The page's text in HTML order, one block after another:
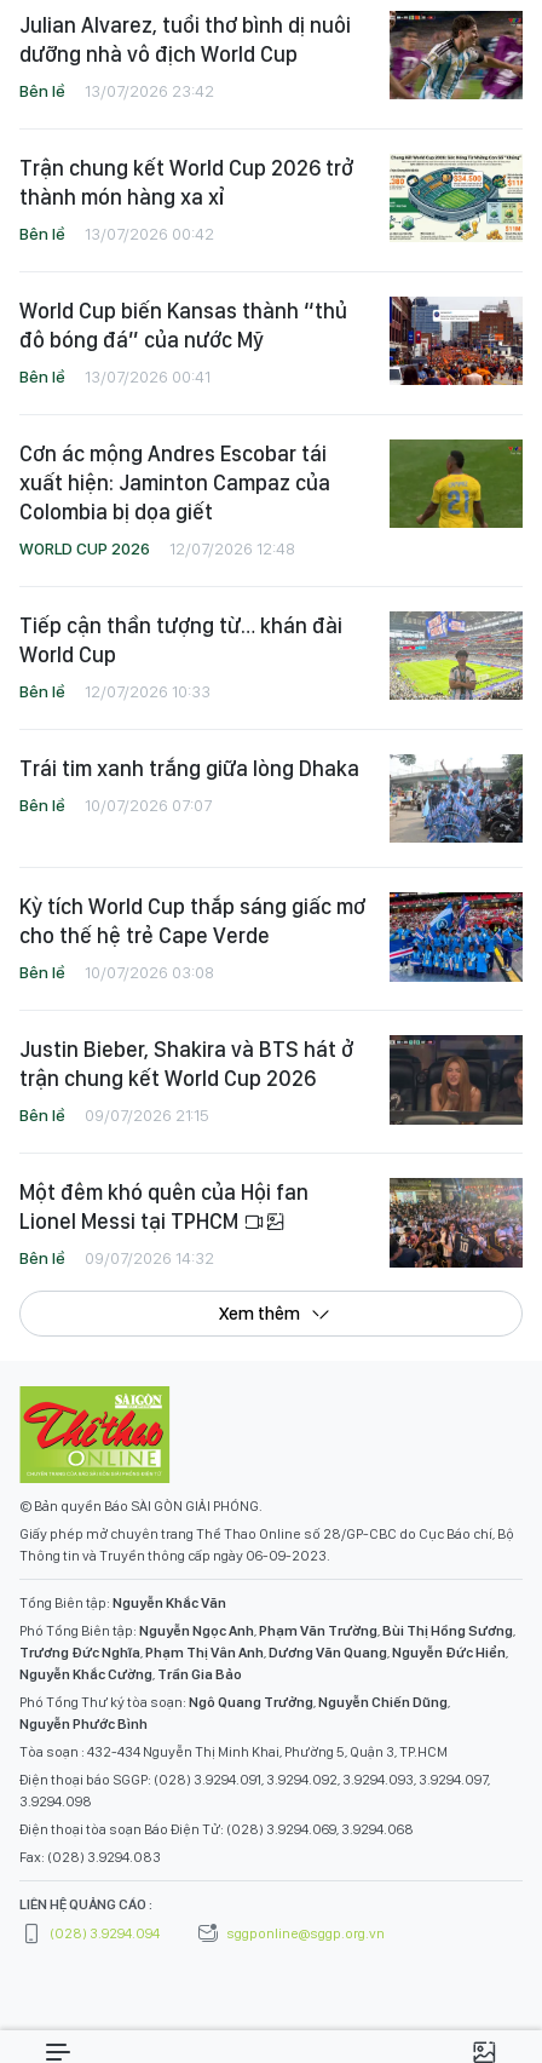
Julian Alvarez, tuổi thơ bình dị nuôi
dưỡng nhà vô địch World Cup
Bên lề 13/07/2026 23:42
Trận chung kết World Cup 2026 trở
thành món hàng xa xỉ
Bên lề 13/07/2026 00:42
World Cup biến Kansas thành “thủ
đô bóng đá” của nước Mỹ
Bên lề 13/07/2026 00:41
Cơn ác mộng Andres Escobar tái
xuất hiện: Jaminton Campaz của
Colombia bị dọa giết
WORLD CUP 2026 12/07/2026 12:48
Tiếp cận thần tượng từ… khán đài
World Cup
Bên lề 12/07/2026 10:33
Trái tim xanh trắng giữa lòng Dhaka
Bên lề 10/07/2026 07:07
Kỳ tích World Cup thắp sáng giấc mơ
cho thế hệ trẻ Cape Verde
Bên lề 10/07/2026 03:08
Justin Bieber, Shakira và BTS hát ở
trận chung kết World Cup 2026
Bên lề 09/07/2026 21:15
Một đêm khó quên của Hội fan
Lionel Messi tại TPHCM
Bên lề 09/07/2026 14:32
Xem thêm
© Bản quyền Báo SÀI GÒN GIẢI PHÓNG.
Giấy phép mở chuyên trang Thể Thao Online số 28/GP-CBC do Cục Báo chí, Bộ
Thông tin và Truyền thông cấp ngày 06-09-2023.
Tổng Biên tập: Nguyễn Khắc Văn
Phó Tổng Biên tập: Nguyễn Ngọc Anh,Phạm Văn Trường,Bùi Thị Hồng Sương,
Trương Đức Nghĩa,Phạm Thị Vân Anh,Dương Văn Quang,Nguyễn Đức Hiển,
Nguyễn Khắc Cường, Trần Gia Bảo
Phó Tổng Thư ký tòa soạn: Ngô Quang Trưởng,Nguyễn Chiến Dũng,
Nguyễn Phước Bình
Tòa soạn : 432-434 Nguyễn Thị Minh Khai, Phường 5, Quận 3, TP.HCM
Điện thoại báo SGGP: (028) 3.9294.091, 3.9294.092, 3.9294.093, 3.9294.097,
3.9294.098
Điện thoại tòa soạn Báo Điện Tử: (028) 3.9294.069, 3.9294.068
Fax: (028) 3.9294.083
LIÊN HỆ QUẢNG CÁO :
(028) 3.9294.094
sggponline@sggp.org.vn